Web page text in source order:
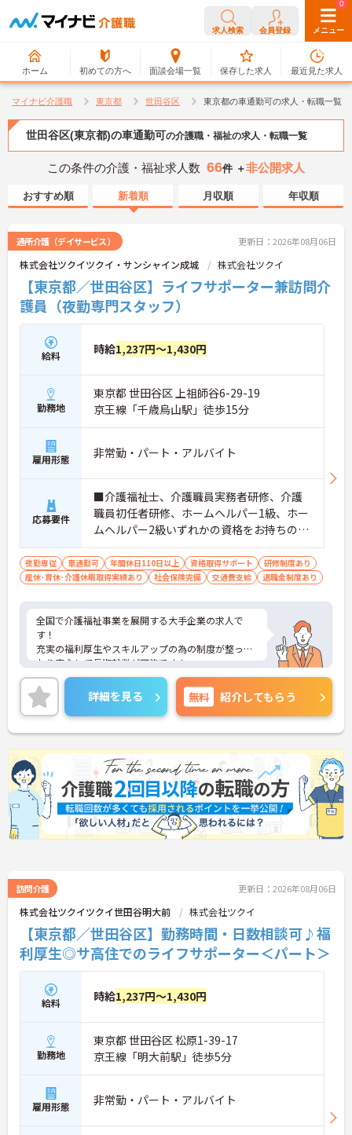
求人検索 会員登録 メニュー
ホーム 初めての方へ 面談会場一覧
0
保存した求人
0
最近見た求人
マイナビ介護職 東京都 世田谷区 東京都の車通勤可の求人・転職一覧
世田谷区(東京都)の車通勤可の介護職・福祉の求人・転職一覧
この条件の介護・福祉求人数 66件 ＋非公開求人
おすすめ順 新着順 月収順 年収順
通所介護（デイサービス） 更新日：2026年08月06日
株式会社ツクイツクイ・サンシャイン成城 株式会社ツクイ
【東京都／世田谷区】ライフサポーター兼訪問介
護員（夜勤専門スタッフ）
給料 時給1,237円～1,430円
勤務地
東京都 世田谷区 上祖師谷6-29-19
京王線「千歳烏山駅」徒歩15分
雇用形態 非常勤・パート・アルバイト
応募要件
■介護福祉士、介護職員実務者研修、介護
職員初任者研修、ホームヘルパー1級、ホー
ムヘルパー2級いずれかの資格をお持ちの方
※未経験相談可能
夜勤専従 車通勤可 年間休日110日以上 資格取得サポート
研修制度あり
産休･育休･介護休暇取得実績あり
社会保険完備 交通費支給 退職金制度あり
全国で介護福祉事業を展開する大手企業の求人で
す！
充実の福利厚生やスキルアップの為の制度が整って
おり安心して長期就業が可能です！
ご興味ある方には、面接のポイントなど、さらに詳
細をお話致しますのでお気軽にご相談ください。
詳細を見る 無料 紹介してもらう
訪問介護 更新日：2026年08月06日
株式会社ツクイツクイ世田谷明大前 株式会社ツクイ
【東京都／世田谷区】勤務時間・日数相談可♪福
利厚生◎サ高住でのライフサポーター＜パート＞
給料 時給1,237円～1,430円
勤務地
東京都 世田谷区 松原1-39-17
京王線「明大前駅」徒歩5分
雇用形態 非常勤・パート・アルバイト